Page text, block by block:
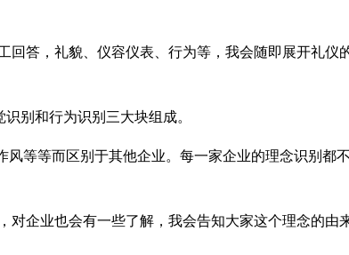
答，礼貌、仪容仪表、行为等，我会随即展开礼仪
别和行为识别三大块组成。
等等而区别于其他企业。每一家企业的理念识别都
企业也会有一些了解，我会告知大家这个理念的由